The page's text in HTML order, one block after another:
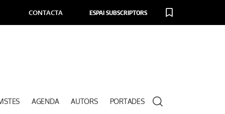
CONTACTA ESPAI SUBSCRIPTORS
AGENDA AUTORS PORTADES